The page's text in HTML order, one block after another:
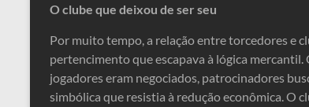
O clube que deixou de ser seu
Por muito tempo, a relação entre torcedores e
pertencimento que escapava à lógica
jogadores eram negociados, patrocinadores
simbólica que resistia à redução econômica. O